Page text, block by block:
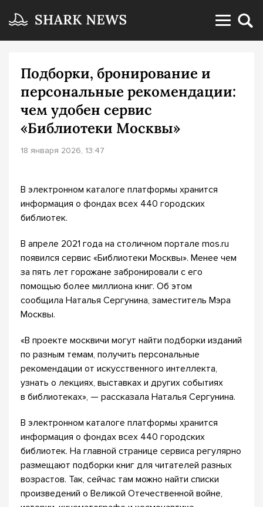
Подборки, бронирование и
персональные рекомендации:
чем удобен сервис
«Библиотеки Москвы»
18 января 2026, 13:47
В электронном каталоге платформы хранится
информация о фондах всех 440 городских
библиотек.
В апреле 2021 года на столичном портале mos.ru
появился сервис «Библиотеки Москвы». Менее чем
за пять лет горожане забронировали с его
помощью более миллиона книг. Об этом
сообщила Наталья Сергунина, заместитель Мэра
Москвы.
«В проекте москвичи могут найти подборки изданий
по разным темам, получить персональные
рекомендации от искусственного интеллекта,
узнать о лекциях, выставках и других событиях
в библиотеках», — рассказала Наталья Сергунина.
В электронном каталоге платформы хранится
информация о фондах всех 440 городских
библиотек. На главной странице сервиса регулярно
размещают подборки книг для читателей разных
возрастов. Так, сейчас там можно найти списки
произведений о Великой Отечественной войне,